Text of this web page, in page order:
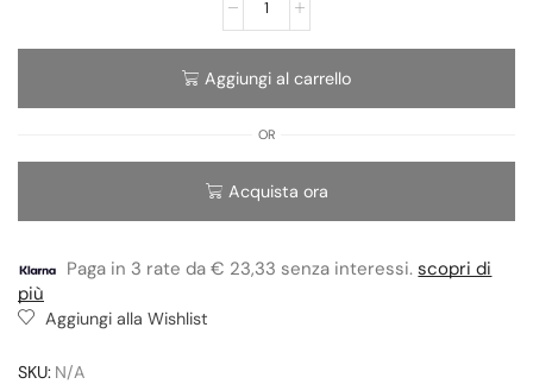
Aggiungi al carrello
OR
Acquista ora
Paga in 3 rate da € 23,33 senza interessi.scopri di
più
Aggiungi alla Wishlist
SKU: N/A